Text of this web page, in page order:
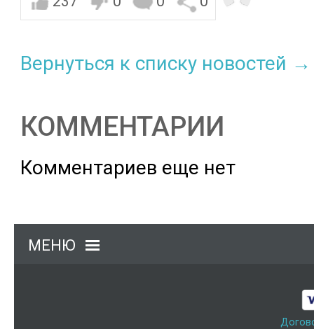
Вернуться к списку новостей →
КОММЕНТАРИИ
Комментариев еще нет
МЕНЮ